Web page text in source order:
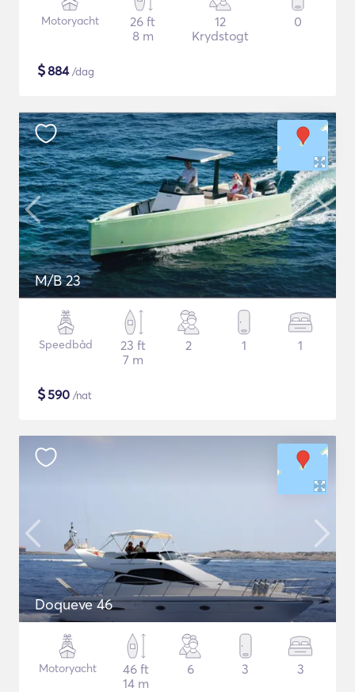
Motoryacht
26 ft
8 m
12
Krydstogt
0
$884/dag
M/B 23
Speedbåd
23 ft
7 m
2 1 1
$590 /nat
Doqueve 46
Motoryacht
46 ft
14 m
6 3 3